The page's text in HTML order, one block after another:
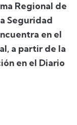
Regional de
Seguridad
en el
a partir de la
en el Diario